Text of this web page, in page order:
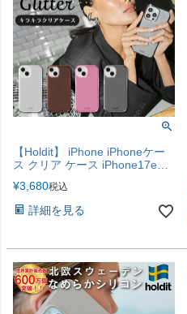
【Holdit】 iPhone iPhoneケー
ス クリア ケース iPhone17e
iPhone16e iPhone15
iPhone15Pro iPhone14
iPhone13 iPhone12 iPhone11
¥3,680税込
詳細を見る